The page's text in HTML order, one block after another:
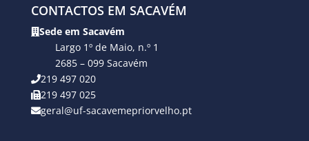
CONTACTOS EM SACAVÉM
Sede em Sacavém
Largo 1º de Maio, n.º 1
2685 – 099 Sacavém
219 497 020
219 497 025
geral@uf-sacavemepriorvelho.pt